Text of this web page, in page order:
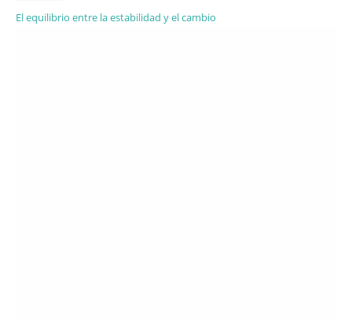
El equilibrio entre la estabilidad y el cambio